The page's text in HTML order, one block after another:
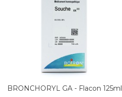
BRONCHORYL GA - Flacon 125ml